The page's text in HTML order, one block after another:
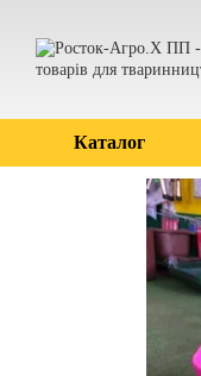
Каталог